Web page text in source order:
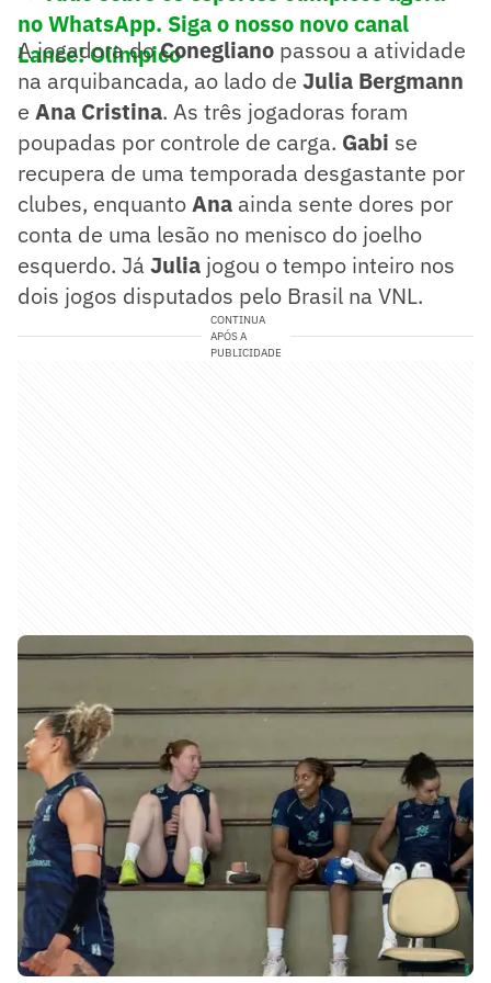
no WhatsApp. Siga o nosso novo canal
Lance! Olímpico
A jogadora doConegliano passou a atividade
na arquibancada, ao lado de Julia Bergmann
e Ana Cristina. As três jogadoras foram
poupadas por controle de carga. Gabi se
recupera de uma temporada desgastante por
clubes, enquantoAna ainda sente dores por
conta de uma lesão no menisco do joelho
esquerdo. Já Julia jogou o tempo inteiro nos
dois jogos disputados pelo Brasil na VNL.
CONTINUA
APÓS A
PUBLICIDADE